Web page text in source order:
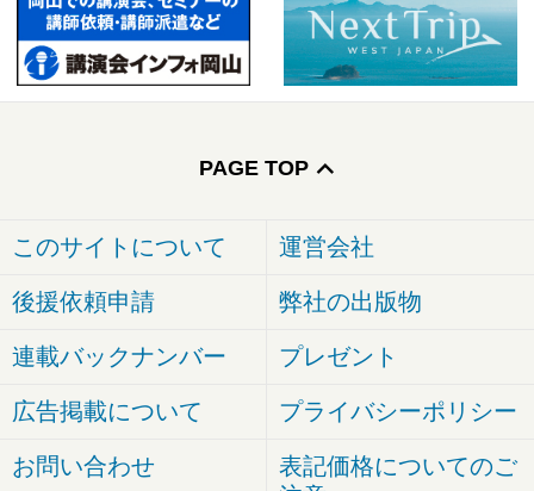
PAGE TOP
このサイトについて 運営会社
後援依頼申請 弊社の出版物
連載バックナンバー プレゼント
広告掲載について プライバシーポリシー
お問い合わせ
表記価格についてのご